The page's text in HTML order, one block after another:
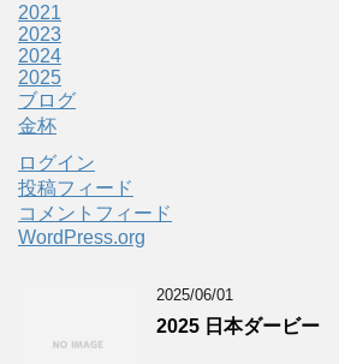
2021
2023
2024
2025
ブログ
金杯
ログイン
投稿フィード
コメントフィード
WordPress.org
2025/06/01
2025 日本ダービー